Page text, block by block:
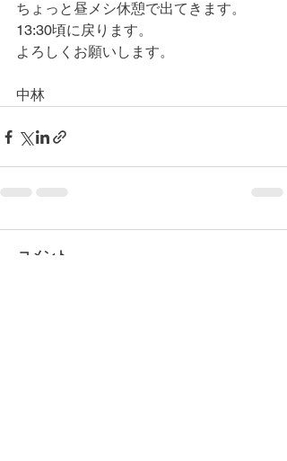
ちょっと昼メシ休憩で出てきます。
13:30頃に戻ります。
よろしくお願いします。
中林
コメント